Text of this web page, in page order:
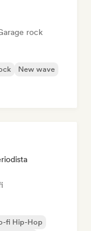
rock
New wave
fi Hip-Hop